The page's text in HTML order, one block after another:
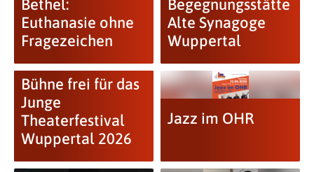
Bethel:
Euthanasie ohne
Fragezeichen
Begegnungsstätte
Alte Synagoge
Wuppertal
Bühne frei für das
Junge
Theaterfestival
Wuppertal 2026
Jazz im OHR